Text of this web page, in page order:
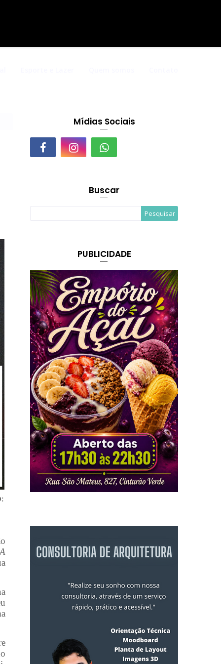
Mídias Sociais
Buscar
PUBLICIDADE